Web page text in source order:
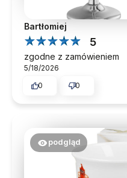
Bartłomiej
5
zgodne z zamówieniem
5/18/2026
0
0
podgląd